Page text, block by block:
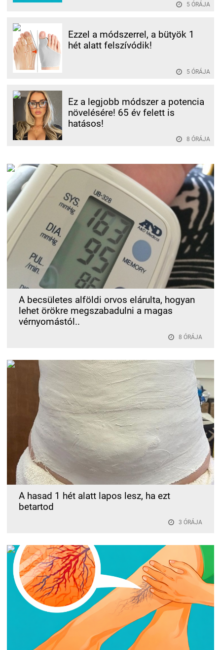
5 ÓRÁJA
Ezzel a módszerrel, a bütyök 1
hét alatt felszívódik!
5 ÓRÁJA
Ez a legjobb módszer a potencia
növelésére! 65 év felett is
hatásos!
8 ÓRÁJA
A becsületes alföldi orvos elárulta, hogyan
lehet örökre megszabadulni a magas
vérnyomástól..
8 ÓRÁJA
A hasad 1 hét alatt lapos lesz, ha ezt
betartod
3 ÓRÁJA